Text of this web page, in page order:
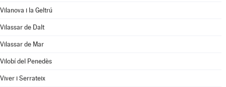
Vilanova i la Geltrú
Vilassar de Dalt
Vilassar de Mar
Vilobí del Penedès
Viver i Serrateix